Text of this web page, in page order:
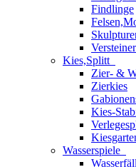
Findlinge
Kies,Splitt
Zier- &
Zierkies
Kies-
Wasserspiele